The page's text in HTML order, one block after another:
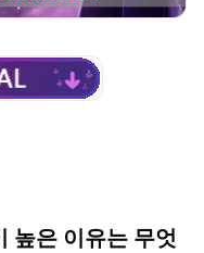
높은 이유는 무엇